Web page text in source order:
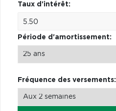
Taux d'intérêt:
Période d'amortissement:
Fréquence des versements: